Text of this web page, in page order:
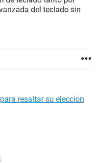
del teclado sin
resaltar su eleccion